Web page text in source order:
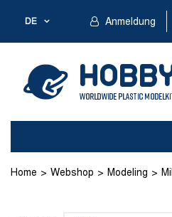
DE Anmeldung
Home Webshop Modeling